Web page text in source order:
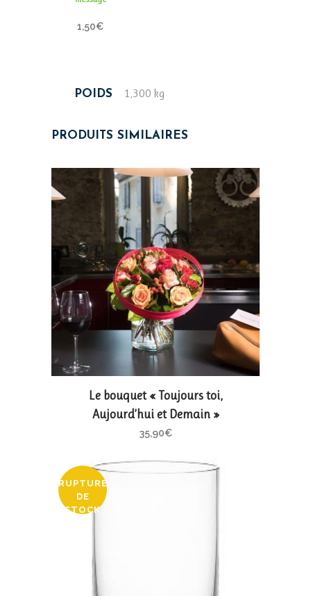
1,50€
POIDS 1,300 kg
PRODUITS SIMILAIRES
Le bouquet « Toujours toi,
Aujourd’hui et Demain »
35,90€
RUPTURE
DE
STOCK